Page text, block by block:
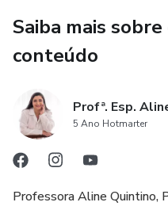
Saiba mais
conteúdo
Profª. Esp.
5 Ano Hotmarter
Professora Aline